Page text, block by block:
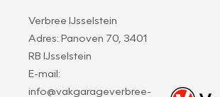
Verbree IJsselstein
Adres: Panoven 70, 3401
RB IJsselstein
E-mail:
info@vakgarageverbree-